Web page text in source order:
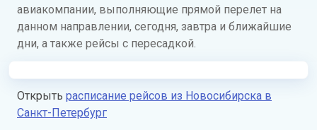
авиакомпании, выполняющие прямой перелет на
данном направлении, сегодня, завтра и ближайшие
дни, а также рейсы с пересадкой.
Открыть расписание рейсов из Новосибирска в
Санкт-Петербург